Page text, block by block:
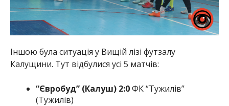
Іншою була ситуація у Вищій лізі футзалу
Калущини. Тут відбулися усі 5 матчів:
“Євробуд” (Калуш) 2:0ФК “Тужилів”
(Тужилів)